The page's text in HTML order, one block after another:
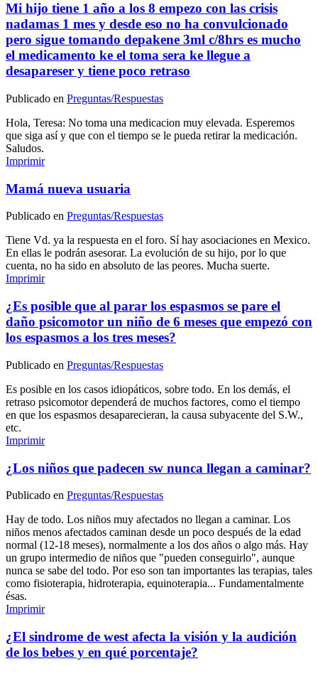
Mi hijo tiene 1 año a los 8 empezo con las crisis
nadamas 1 mes y desde eso no ha convulcionado
pero sigue tomando depakene 3ml c/8hrs es mucho
el medicamento ke el toma sera ke llegue a
desapareser y tiene poco retraso
Publicado en Preguntas/Respuestas
Hola, Teresa: No toma una medicacion muy elevada. Esperemos
que siga así y que con el tiempo se le pueda retirar la medicación.
Saludos.
Imprimir
Mamá nueva usuaria
Publicado en Preguntas/Respuestas
Tiene Vd. ya la respuesta en el foro. Sí hay asociaciones en Mexico.
En ellas le podrán asesorar. La evolución de su hijo, por lo que
cuenta, no ha sido en absoluto de las peores. Mucha suerte.
Imprimir
¿Es posible que al parar los espasmos se pare el
daño psicomotor un niño de 6 meses que empezó con
los espasmos a los tres meses?
Publicado en Preguntas/Respuestas
Es posible en los casos idiopáticos, sobre todo. En los demás, el
retraso psicomotor dependerá de muchos factores, como el tiempo
en que los espasmos desaparecieran, la causa subyacente del S.W.,
etc.
Imprimir
¿Los niños que padecen sw nunca llegan a caminar?
Publicado en Preguntas/Respuestas
Hay de todo. Los niños muy afectados no llegan a caminar. Los
niños menos afectados caminan desde un poco después de la edad
normal (12-18 meses), normalmente a los dos años o algo más. Hay
un grupo intermedio de niños que "pueden conseguirlo", aunque
nunca se sabe del todo. Por eso son tan importantes las terapias, tales
como fisioterapia, hidroterapia, equinoterapia... Fundamentalmente
ésas.
Imprimir
¿El sindrome de west afecta la visión y la audición
de los bebes y en qué porcentaje?